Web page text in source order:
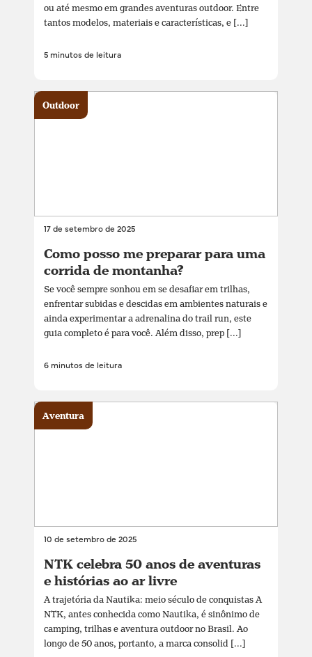
ou até mesmo em grandes aventuras outdoor. Entre
tantos modelos, materiais e características, e [...]
5 minutos de leitura
17 de setembro de 2025
Como posso me preparar para uma
corrida de montanha?
Se você sempre sonhou em se desafiar em trilhas,
enfrentar subidas e descidas em ambientes naturais e
ainda experimentar a adrenalina do trail run, este
guia completo é para você. Além disso, prep [...]
6 minutos de leitura
Outdoor
10 de setembro de 2025
NTK celebra 50 anos de aventuras
e histórias ao ar livre
A trajetória da Nautika: meio século de conquistas A
NTK, antes conhecida como Nautika, é sinônimo de
camping, trilhas e aventura outdoor no Brasil. Ao
longo de 50 anos, portanto, a marca consolid [...]
Aventura